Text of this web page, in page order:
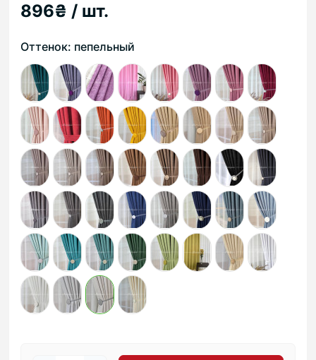
896₴ / шт.
Оттенок: пепельный